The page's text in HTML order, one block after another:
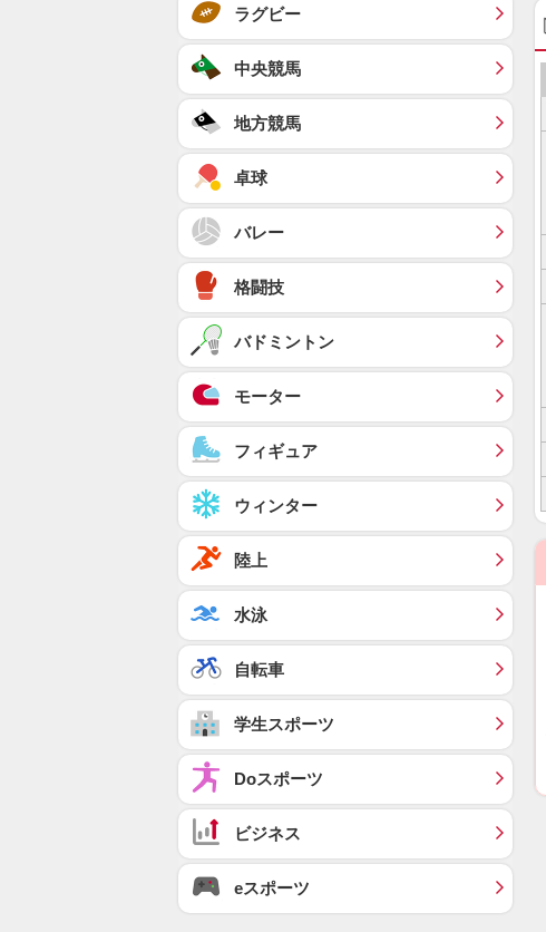
ラグビー
中央競馬
地方競馬
卓球
バレー
格闘技
バドミントン
モーター
フィギュア
ウィンター
陸上
水泳
自転車
学生スポーツ
Doスポーツ
ビジネス
eスポーツ